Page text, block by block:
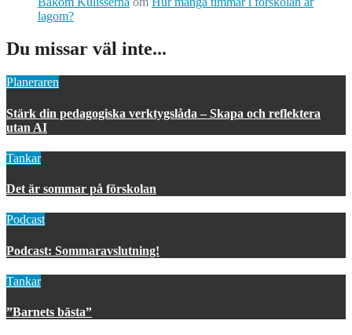
lagom?
Du missar väl inte...
Planeraren
Stärk din pedagogiska verktygslåda – Skapa och reflektera
utan AI
Tankar
Det är sommar på förskolan
Podcast
Podcast: Sommaravslutning!
Tankar
”Barnets bästa”